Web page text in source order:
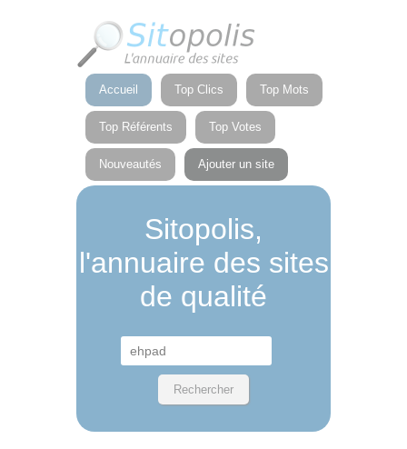
Accueil Top Clics Top Mots
Top Référents Top Votes
Nouveautés Ajouter un site
Sitopolis,
l'annuaire des sites
de qualité